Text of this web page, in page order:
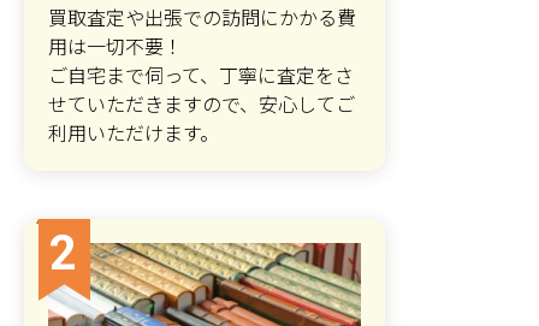
買取査定や出張での訪問にかかる費
用は一切不要！
ご自宅まで伺って、丁寧に査定をさ
せていただきますので、安心してご
利用いただけます。
2